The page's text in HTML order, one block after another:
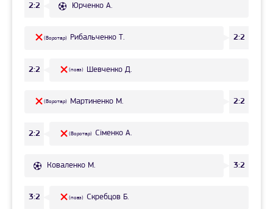
2:2 Юрченко А.
(Воротар) Рибальченко Т. 2:2
2:2 (повз) Шевченко Д.
(Воротар) Мартиненко М. 2:2
2:2 (Воротар) Сіменко А.
Коваленко М. 3:2
3:2 (повз) Скребцов Б.